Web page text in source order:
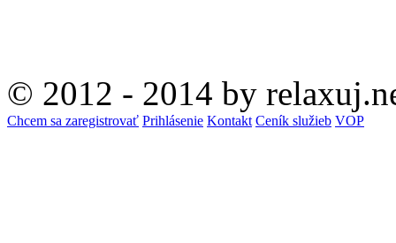
© 2012 - 2014 by
Chcem sa zaregistrovať Prihlásenie Kontakt Ceník služieb VOP